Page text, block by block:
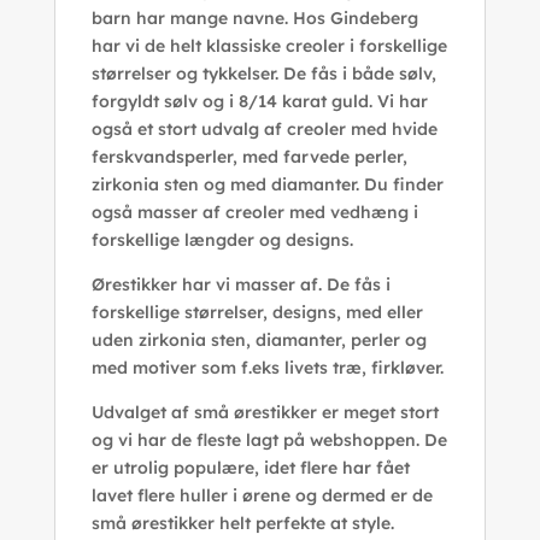
barn har mange navne. Hos Gindeberg
har vi de helt klassiske creoler i forskellige
størrelser og tykkelser. De fås i både sølv,
forgyldt sølv og i 8/14 karat guld. Vi har
også et stort udvalg af creoler med hvide
ferskvandsperler, med farvede perler,
zirkonia sten og med diamanter. Du finder
også masser af creoler med vedhæng i
forskellige længder og designs.
Ørestikker har vi masser af. De fås i
forskellige størrelser, designs, med eller
uden zirkonia sten, diamanter, perler og
med motiver som f.eks livets træ, firkløver.
Udvalget af små ørestikker er meget stort
og vi har de fleste lagt på webshoppen. De
er utrolig populære, idet flere har fået
lavet flere huller i ørene og dermed er de
små ørestikker helt perfekte at style.